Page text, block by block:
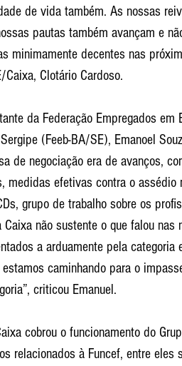
de vida também. As nossas
pautas também avançam e
minimamente decentes nas
Caixa, Clotário Cardoso.
da Federação Empregados
(Feeb-BA/SE), Emanoel
de negociação era de avanços,
medidas efetivas contra o assédio
grupo de trabalho sobre os
Caixa não sustente o que falou nas
a arduamente pela
caminhando para o
criticou Emanuel.
cobrou o funcionamento do
relacionados à Funcef, entre eles